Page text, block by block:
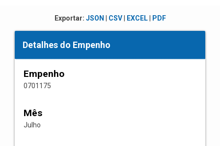
Exportar: JSON CSV| EXCEL| PDF
Detalhes do Empenho
Empenho
0701175
Mês
Julho